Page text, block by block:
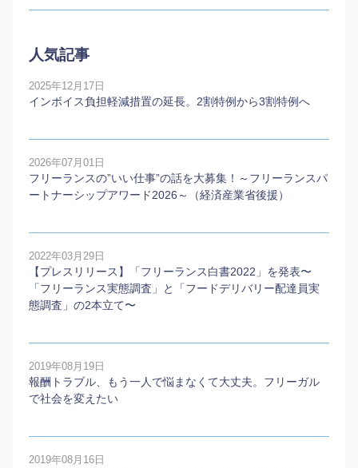
人気記事
2025年12月17日
インボイス負担軽減措置の延長。2割特例から3割特例へ
2026年07月01日
フリーランスの”いい仕事”の話を大募集！～フリーランスパ
ートナーシップアワード2026～（経済産業省後援）
2022年03月29日
【プレスリリース】「フリーランス白書2022」を発表〜
「フリーランス実態調査」と「フードデリバリー配達員実
態調査」の2本⽴て〜
2019年08月19日
報酬トラブル、もう一人で悩まなくて大丈夫。フリーガル
で社会を変えたい
2019年08月16日